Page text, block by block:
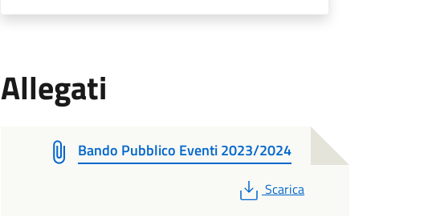
Allegati
Bando Pubblico Eventi 2023/2024
PDF
Scarica